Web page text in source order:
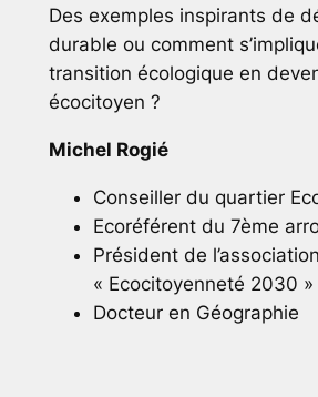
Des exemples inspirants de
durable ou comment
transition écologique en
écocitoyen ?
Michel Rogié
Conseiller du quartier
Ecoréférent du 7ème
Président de l’association
« Ecocitoyenneté 2030 »
Docteur en Géographie